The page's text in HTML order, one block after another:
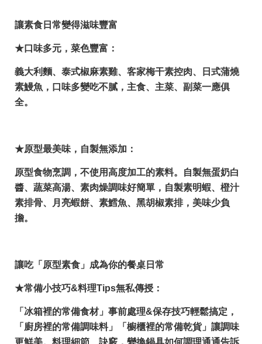
讓素食日常變得滋味豐富
★口味多元，菜色豐富：
義大利麵、泰式椒麻素雞、客家梅干素控肉、日式蒲燒
素鰻魚，口味多變吃不膩，主食、主菜、副菜一應俱
全。
★原型最美味，自製無添加：
原型食物烹調，不使用高度加工的素料。自製無蛋奶白
醬、蔬菜高湯、素肉燥調味好簡單，自製素明蝦、橙汁
素排骨、月亮蝦餅、素鱈魚、黑胡椒素排，美味少負
擔。
讓吃「原型素食」成為你的餐桌日常
★常備小技巧&料理Tips無私傳授：
「冰箱裡的常備食材」事前處理&保存技巧輕鬆搞定，
「廚房裡的常備調味料」「櫥櫃裡的常備乾貨」讓調味
更鮮美。料理細節、訣竅，變換鍋具如何調理通通告訴